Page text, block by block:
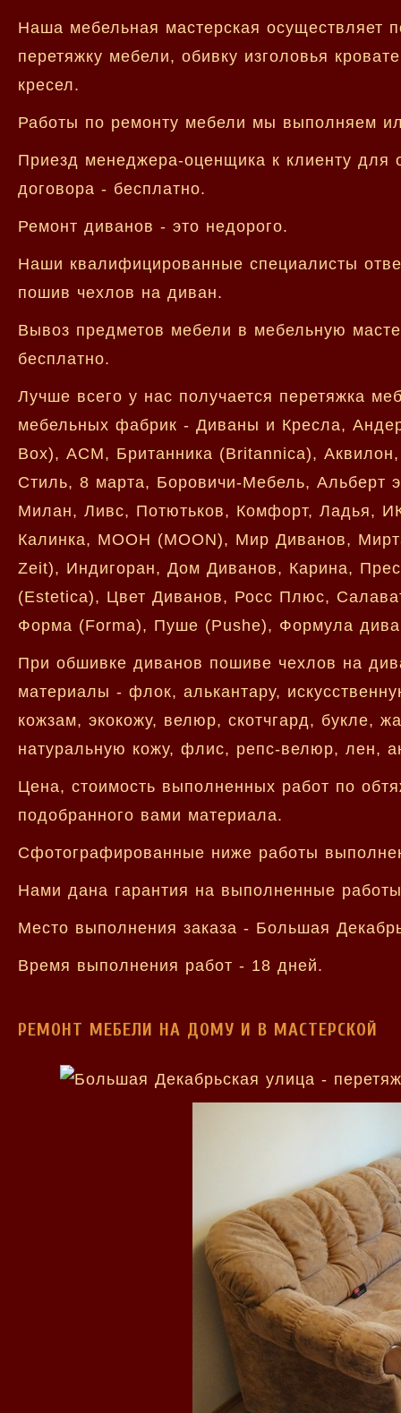
Наша мебельная мастерская осуществляет
перетяжку мебели, обивку изголовья
кресел.
Работы по ремонту мебели мы выполняем
Приезд менеджера-оценщика к клиенту для
договора - бесплатно.
Ремонт диванов - это недорого.
Наши квалифицированные специалисты
пошив чехлов на диван.
Вывоз предметов мебели в мебельную
бесплатно.
Лучше всего у нас получается перетяжка
мебельных фабрик - Диваны и Кресла,
Box), АСМ, Британника (Britannica),
Стиль, 8 марта, Боровичи-Мебель,
Милан, Ливс, Потютьков, Комфорт, Ладья,
Калинка, МООН (MOON), Мир Диванов,
Zeit), Индигоран, Дом Диванов, Карина,
(Estetica), Цвет Диванов, Росс Плюс,
Форма (Forma), Пуше (Pushe), Формула
При обшивке диванов пошиве чехлов на
материалы - флок, алькантару,
кожзам, экокожу, велюр, скотчгард, букле,
натуральную кожу, флис, репс-велюр, лен,
Цена, стоимость выполненных работ по
подобранного вами материала.
Сфотографированные ниже работы
Нами дана гарантия на выполненные
Место выполнения заказа - Большая
Время выполнения работ - 18 дней.
РЕМОНТ МЕБЕЛИ НА ДОМУ И В МАСТЕРСКОЙ